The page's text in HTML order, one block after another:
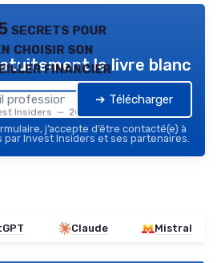
secrets pour
choisir son
financier
Insiders — 2026
le livre blanc
➔ Télécharger
j’accepte d’être contacté(e) à
par Invest Insiders et ses partenaires.
Claude Mistral